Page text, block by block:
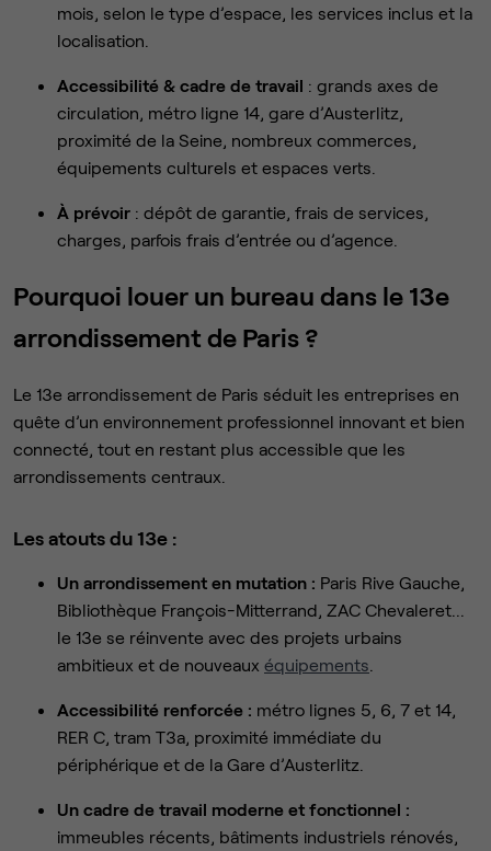
mois, selon le type d’espace, les services inclus et la
localisation.
Accessibilité & cadre de travail : grands axes de
circulation, métro ligne 14, gare d’Austerlitz,
proximité de la Seine, nombreux commerces,
équipements culturels et espaces verts.
À prévoir : dépôt de garantie, frais de services,
charges, parfois frais d’entrée ou d’agence.
Pourquoi louer un bureau dans le 13e
arrondissement de Paris ?
Le 13e arrondissement de Paris séduit les entreprises en
quête d’un environnement professionnel innovant et bien
connecté, tout en restant plus accessible que les
arrondissements centraux.
Les atouts du 13e :
Un arrondissement en mutation : Paris Rive Gauche,
Bibliothèque François-Mitterrand, ZAC Chevaleret...
le 13e se réinvente avec des projets urbains
ambitieux et de nouveaux équipements
Accessibilité renforcée : métro lignes 5, 6, 7 et 14,
RER C, tram T3a, proximité immédiate du
périphérique et de la Gare d’Austerlitz.
Un cadre de travail moderne et fonctionnel :
immeubles récents, bâtiments industriels rénovés,